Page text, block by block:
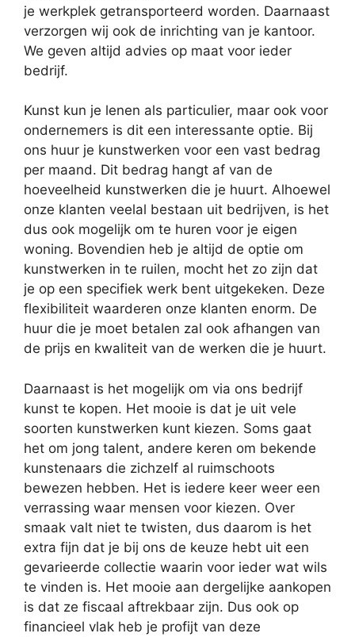
je werkplek getransporteerd worden. Daarnaast
verzorgen wij ook de inrichting van je kantoor.
We geven altijd advies op maat voor ieder
bedrijf.
Kunst kun je lenen als particulier, maar ook voor
ondernemers is dit een interessante optie. Bij
ons huur je kunstwerken voor een vast bedrag
per maand. Dit bedrag hangt af van de
hoeveelheid kunstwerken die je huurt. Alhoewel
onze klanten veelal bestaan uit bedrijven, is het
dus ook mogelijk om te huren voor je eigen
woning. Bovendien heb je altijd de optie om
kunstwerken in te ruilen, mocht het zo zijn dat
je op een specifiek werk bent uitgekeken. Deze
flexibiliteit waarderen onze klanten enorm. De
huur die je moet betalen zal ook afhangen van
de prijs en kwaliteit van de werken die je huurt.
Daarnaast is het mogelijk om via ons bedrijf
kunst te kopen. Het mooie is dat je uit vele
soorten kunstwerken kunt kiezen. Soms gaat
het om jong talent, andere keren om bekende
kunstenaars die zichzelf al ruimschoots
bewezen hebben. Het is iedere keer weer een
verrassing waar mensen voor kiezen. Over
smaak valt niet te twisten, dus daarom is het
extra fijn dat je bij ons de keuze hebt uit een
gevarieerde collectie waarin voor ieder wat wils
te vinden is. Het mooie aan dergelijke aankopen
is dat ze fiscaal aftrekbaar zijn. Dus ook op
financieel vlak heb je profijt van deze